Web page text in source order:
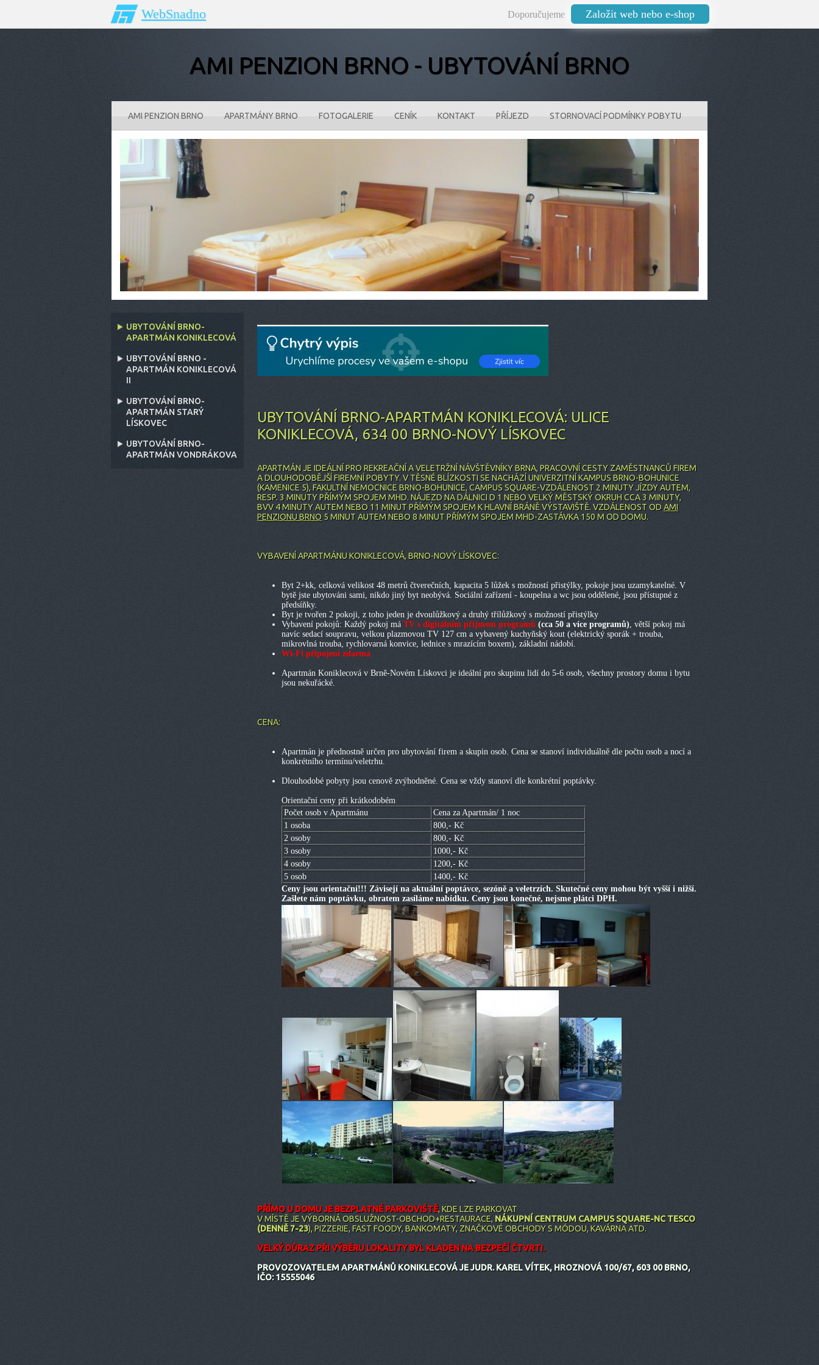
WebSnadno Doporučujeme Založit web nebo e-shop
AMI PENZION BRNO - UBYTOVÁNÍ BRNO
AMI PENZION BRNO APARTMÁNY BRNO FOTOGALERIE CENÍK KONTAKT PŘÍJEZD STORNOVACÍ PODMÍNKY POBYTU
UBYTOVÁNÍ BRNO-APARTMÁN KONIKLECOVÁ: ULICE
KONIKLECOVÁ, 634 00 BRNO-NOVÝ LÍSKOVEC
APARTMÁN JE IDEÁLNÍ PRO REKREAČNÍ A VELETRŽNÍ NÁVŠTĚVNÍKY BRNA, PRACOVNÍ CESTY ZAMĚSTNANCŮ FIREM
A DLOUHODOBĚJŠÍ FIREMNÍ POBYTY. V TĚSNÉ BLÍZKOSTI SE NACHÁZÍ UNIVERZITNÍ KAMPUS BRNO-BOHUNICE
(KAMENICE 5), FAKULTNÍ NEMOCNICE BRNO-BOHUNICE, CAMPUS SQUARE-VZDÁLENOST 2 MINUTY JÍZDY AUTEM,
RESP. 3 MINUTY PŘÍMÝM SPOJEM MHD. NÁJEZD NA DÁLNICI D 1 NEBO VELKÝ MĚSTSKÝ OKRUH CCA 3 MINUTY,
BVV 4 MINUTY AUTEM NEBO 11 MINUT PŘÍMÝM SPOJEM K HLAVNÍ BRÁNĚ VÝSTAVIŠTĚ. VZDÁLENOST ODAMI
PENZIONU BRNO 5 MINUT AUTEM NEBO 8 MINUT PŘÍMÝM SPOJEM MHD-ZASTÁVKA 150 M OD DOMU.
VYBAVENÍ APARTMÁNU KONIKLECOVÁ, BRNO-NOVÝ LÍSKOVEC:
Byt 2+kk, celková velikost 48 metrů čtverečních, kapacita 5 lůžek s možností přistýlky, pokoje jsou uzamykatelné. V
bytě jste ubytováni sami, nikdo jiný byt neobývá. Sociální zařízení - koupelna a wc jsou oddělené, jsou přístupné z
předsíňky.
Byt je tvořen 2 pokoji, z toho jeden je dvoulůžkový a druhý třílůžkový s možností přistýlky
Vybavení pokojů: Každý pokoj má TV s digitálním příjmem programů (cca 50 a více programů) , větší pokoj má
navíc sedací soupravu, velkou plazmovou TV 127 cm a vybavený kuchyňský kout (elektrický sporák + trouba,
mikrovlná trouba, rychlovarná konvice, lednice s mrazícím boxem), základní nádobí.
Wi-Fi připojení zdarma
Apartmán Koniklecová v Brně-Novém Lískovci je ideální pro skupinu lidí do 5-6 osob, všechny prostory domu i bytu
jsou nekuřácké.
CENA:
Apartmán je přednostně určen pro ubytování firem a skupin osob. Cena se stanoví individuálně dle počtu osob a nocí a
konkrétního termínu/veletrhu.
Dlouhodobé pobyty jsou cenově zvýhodněné. Cena se vždy stanoví dle konkrétní poptávky.
Orientační ceny při krátkodobém
Počet osob v Apartmánu
Cena za Apartmán/ 1 noc
1 osoba
800,- Kč
2 osoby
800,- Kč
3 osoby
1000,- Kč
4 osoby
1200,- Kč
5 osob
1400,- Kč
Ceny jsou orientační!!! Závisejí na aktuální poptávce, sezóně a veletrzích. Skutečné ceny mohou být vyšší i nižší.
Zašlete nám poptávku, obratem zasíláme nabídku. Ceny jsou konečné, nejsme plátci DPH.
PŘÍMO U DOMU JE BEZPLATNÉ PARKOVIŠTĚ, KDE LZE PARKOVAT
V MÍSTĚ JE VÝBORNÁ OBSLUŽNOST-OBCHOD+RESTAURACE, NÁKUPNÍ CENTRUM CAMPUS SQUARE-NC TESCO
(DENNĚ 7-23), PIZZERIE, FAST FOODY, BANKOMATY, ZNAČKOVÉ OBCHODY S MÓDOU, KAVÁRNA ATD.
VELKÝ DŮRAZ PŘI VÝBĚRU LOKALITY BYL KLADEN NA BEZPEČÍ ČTVRTI.
PROVOZOVATELEM APARTMÁNŮ KONIKLECOVÁ JE JUDR. KAREL VÍTEK, HROZNOVÁ 100/67, 603 00 BRNO,
IČO: 15555046
UBYTOVÁNÍ BRNO-
APARTMÁN KONIKLECOVÁ
UBYTOVÁNÍ BRNO -
APARTMÁN KONIKLECOVÁ
II
UBYTOVÁNÍ BRNO-
APARTMÁN STARÝ
LÍSKOVEC
UBYTOVÁNÍ BRNO-
APARTMÁN VONDRÁKOVA